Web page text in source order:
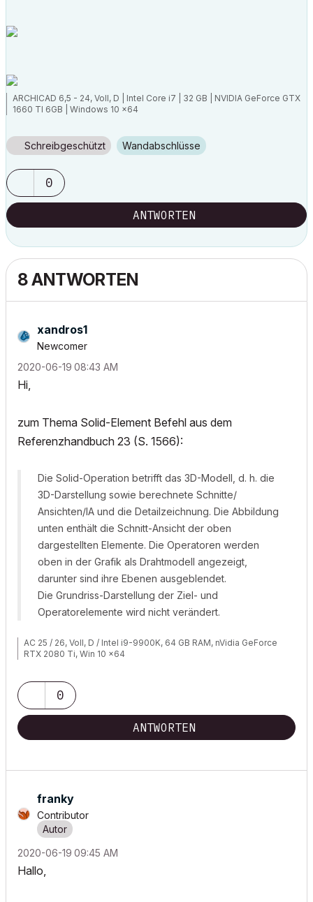
ARCHICAD 6,5 - 24, Voll, D | Intel Core i7 | 32 GB | NVIDIA GeForce GTX
1660 TI 6GB | Windows 10 x64
Schreibgeschützt Wandabschlüsse
0
ANTWORTEN
8 ANTWORTEN
xandros1
Newcomer
‎2020-06-19 08:43 AM
Hi,
zum Thema Solid-Element Befehl aus dem
Referenzhandbuch 23 (S. 1566):
Die Solid-Operation betrifft das 3D-Modell, d. h. die
3D-Darstellung sowie berechnete Schnitte/
Ansichten/IA und die Detailzeichnung. Die Abbildung
unten enthält die Schnitt-Ansicht der oben
dargestellten Elemente. Die Operatoren werden
oben in der Grafik als Drahtmodell angezeigt,
darunter sind ihre Ebenen ausgeblendet.
Die Grundriss-Darstellung der Ziel- und
Operatorelemente wird nicht verändert.
AC 25 / 26, Voll, D / Intel i9-9900K, 64 GB RAM, nVidia GeForce
RTX 2080 Ti, Win 10 x64
0
ANTWORTEN
franky
Contributor
‎2020-06-19 09:45 AM
Hallo,